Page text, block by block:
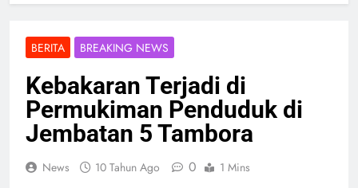
BERITA BREAKING NEWS
Kebakaran Terjadi di
Permukiman Penduduk di
Jembatan 5 Tambora
News 10 Tahun Ago 0 1 Mins